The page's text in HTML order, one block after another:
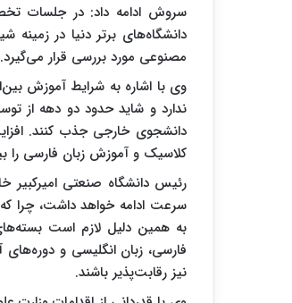
سروش ادامه داد: در جلسات
دانشگاه‌های برتر دنیا در
مصنوعی مورد بررسی قرار می‌گیرد.
وی با اشاره به شرایط آموزش
ندارد و شاید حدود دو دهه از
دانشجوی خارجی جذب کنند.
کلاسیک و آموزش زبان فارسی را
رئیس دانشگاه صنعتی امیرکبیر
سرعت ادامه خواهد داشت، چرا
به همین دلیل لازم است
فارسی، زبان انگلیسی و
نیز رقابت‌پذیر باشند.